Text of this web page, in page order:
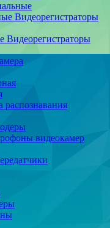
Видеорегистраторы
Видеорегистраторы
распознавания
видеокамер